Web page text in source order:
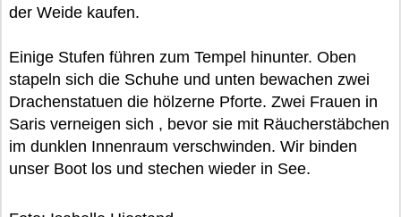
der Weide kaufen.
Einige Stufen führen zum Tempel hinunter. Oben
stapeln sich die Schuhe und unten bewachen zwei
Drachenstatuen die hölzerne Pforte. Zwei Frauen in
Saris verneigen sich , bevor sie mit Räucherstäbchen
im dunklen Innenraum verschwinden. Wir binden
unser Boot los und stechen wieder in See.